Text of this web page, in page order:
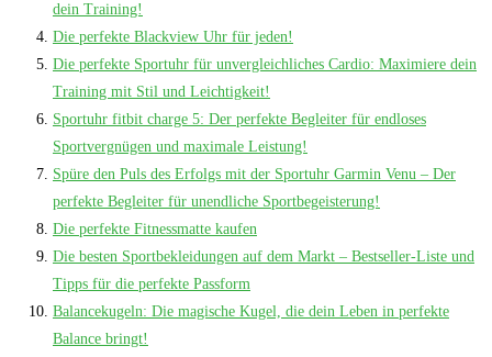
dein Training!
Die perfekte Blackview Uhr für jeden!
Die perfekte Sportuhr für unvergleichliches Cardio: Maximiere dein
Training mit Stil und Leichtigkeit!
Sportuhr fitbit charge 5: Der perfekte Begleiter für endloses
Sportvergnügen und maximale Leistung!
Spüre den Puls des Erfolgs mit der Sportuhr Garmin Venu – Der
perfekte Begleiter für unendliche Sportbegeisterung!
Die perfekte Fitnessmatte kaufen
Die besten Sportbekleidungen auf dem Markt – Bestseller-Liste und
Tipps für die perfekte Passform
Balancekugeln: Die magische Kugel, die dein Leben in perfekte
Balance bringt!